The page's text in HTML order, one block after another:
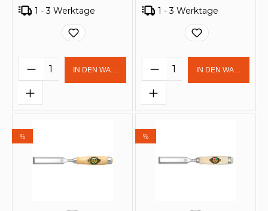
1 - 3 Werktage
Produkt Anzahl: Gib den
IN DEN WARENKORB
1 - 3 Werktage
Produkt Anzahl:
IN DEN
% %